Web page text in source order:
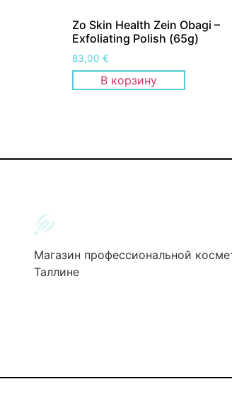
Zo Skin Health Zein Obagi –
Exfoliating Polish (65g)
83,00 €
В корзину
Магазин профессиональной
Таллине